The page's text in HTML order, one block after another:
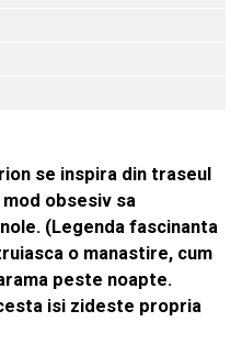
se inspira din traseul
obsesiv sa
(Legenda fascinanta
o manastire, cum
peste noapte.
isi zideste propria